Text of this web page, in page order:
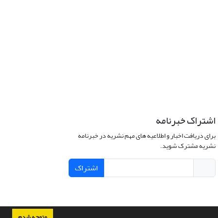
اشتراک خبرنامه
برای دریافت اخبار و اطلاعیه های مهم نشریه در خبرنامه
نشریه مشترک شوید.
اشتراک